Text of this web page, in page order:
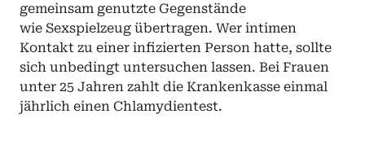
gemeinsam genutzte Gegenstände
wie Sexspielzeug übertragen. Wer intimen
Kontakt zu einer infizierten Person hatte, sollte
sich unbedingt untersuchen lassen. Bei Frauen
unter 25 Jahren zahlt die Krankenkasse einmal
jährlich einen Chlamydientest.